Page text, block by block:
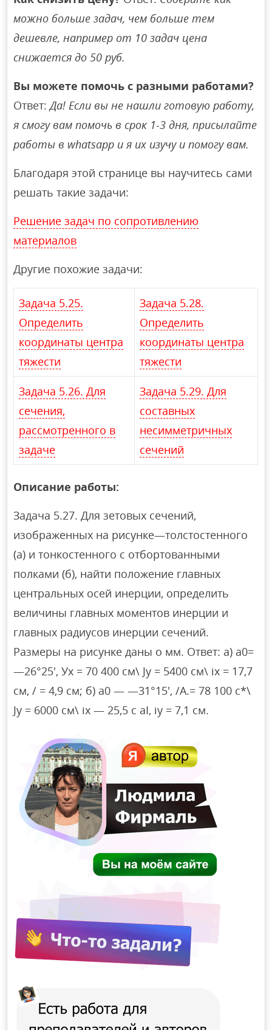
можно больше задач, чем больше тем
дешевле, например от 10 задач цена
снижается до 50 руб.
Вы можете помочь с разными работами?
Ответ:Да! Если вы не нашли готовую работу,
я смогу вам помочь в срок 1-3 дня, присылайте
работы в whatsapp и я их изучу и помогу вам.
Благодаря этой странице вы научитесь сами
решать такие задачи:
Решение задач по сопротивлению
материалов
Другие похожие задачи:
Задача 5.25.
Определить
координаты центра
тяжести
Задача 5.28.
Определить
координаты центра
тяжести
Задача 5.26. Для
сечения,
рассмотренного в
задаче
Задача 5.29. Для
составных
несимметричных
сечений
Описание работы:
Задача 5.27. Для зетовых сечений,
изображенных на рисунке—толстостенного
(а) и тонкостенного с отбортованными
полками (б), найти положение главных
центральных осей инерции, определить
величины главных моментов инерции и
главных радиусов инерции сечений.
Размеры на рисунке даны о мм. Ответ: а) а0=
—26°25′, Ух = 70 400 см\ Jy = 5400 см\ ix = 17,7
см, / = 4,9 см; б) а0 — —31°15′, /А.= 78 100 с*\
Jу = 6000 см\ ix — 25,5 с aI, iy = 7,1 см.